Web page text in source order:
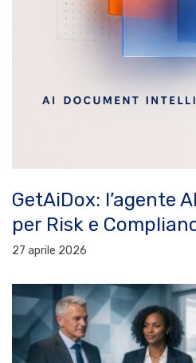
GetAiDox: l’agente
per Risk e
27 aprile 2026